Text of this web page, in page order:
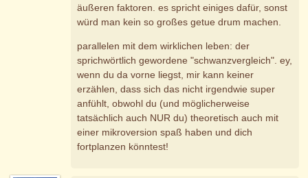
äußeren faktoren. es spricht einiges dafür, sonst
würd man kein so großes getue drum machen.
parallelen mit dem wirklichen leben: der
sprichwörtlich gewordene "schwanzvergleich". ey,
wenn du da vorne liegst, mir kann keiner
erzählen, dass sich das nicht irgendwie super
anfühlt, obwohl du (und möglicherweise
tatsächlich auch NUR du) theoretisch auch mit
einer mikroversion spaß haben und dich
fortplanzen könntest!